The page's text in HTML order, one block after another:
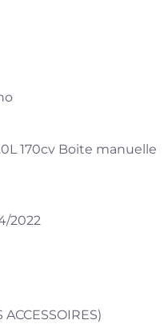
170cv Boite manuelle
2022